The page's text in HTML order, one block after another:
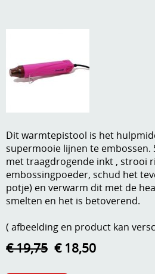
Andere
DVD-CD
Embossen
Handige extra's
Hout , MDF, kartonmateriaal,
Kleurmateriaal-tekenmateriaal
Mijn account
Anders creatief
Gastenboek
Dit warmtepistool is het
supermooie lijnen te
met traagdrogende inkt , strooi
embossingpoeder, schud het
potje) en verwarm dit met de
smelten en het is betoverend.
( afbeelding en product kan
€ 19,75 € 18,50